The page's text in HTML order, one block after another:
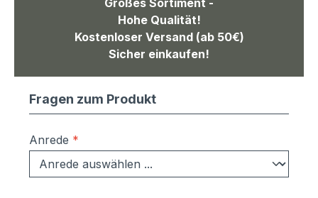
Großes Sortiment -
Hohe Qualität!
Kostenloser Versand (ab 50€)
Sicher einkaufen!
Fragen zum Produkt
Anrede *